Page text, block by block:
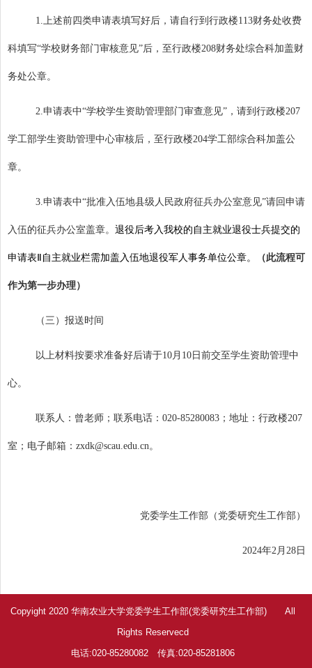
1.上述前四类申请表填写好后，请自行到行政楼113财务处收费
科填写“学校财务部门审核意见”后，至行政楼208财务处综合科加盖财
务处公章。
2.申请表中“学校学生资助管理部门审查意见”，请到行政楼207
学工部学生资助管理中心审核后，至行政楼204学工部综合科加盖公
章。
3.申请表中“批准入伍地县级人民政府征兵办公室意见”请回申请
入伍的征兵办公室盖章。 退役后考入我校的自主就业退役士兵提交的
申请表Ⅱ自主就业栏需加盖入伍地退役军人事务单位公章。 （此流程可
作为第一步办理）
（三）报送时间
以上材料按要求准备好后请于10月 10 日前交至学生资助管理中
心。
联系人：曾老师；联系电话： 020-85280083 ；地址：行政楼207
室；电子邮箱： zxdk@scau.edu.cn。
党委学生工作部（党委研究生工作部）
2024年2月 28 日
Copyight 2020 华南农业大学党委学生工作部(党委研究生工作部) All
Rights Reservecd
电话:020-85280082 传真:020-85281806